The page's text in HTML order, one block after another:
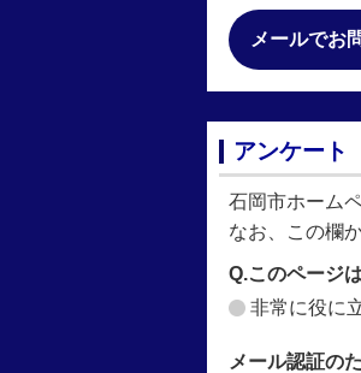
メールでお
アンケート
石岡市ホーム
なお、この欄
Q.このページ
非常に役に
メール認証の